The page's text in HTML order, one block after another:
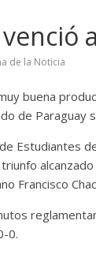
de la Noticia
buena
de Paraguay
Estudiantes
Francisco
0.